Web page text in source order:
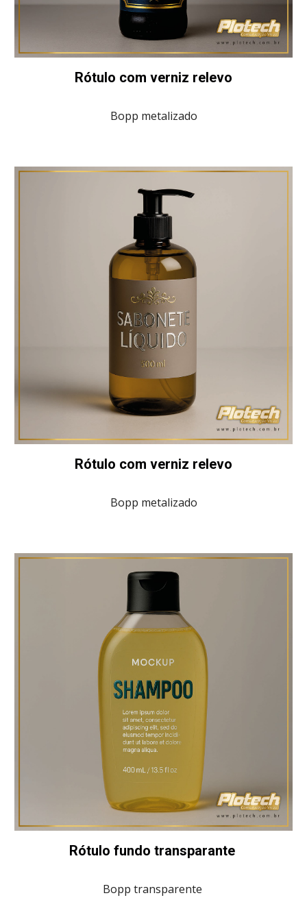
Rótulo com verniz relevo
Bopp metalizado
Rótulo com verniz relevo
Bopp metalizado
Rótulo fundo transparante
Bopp transparente